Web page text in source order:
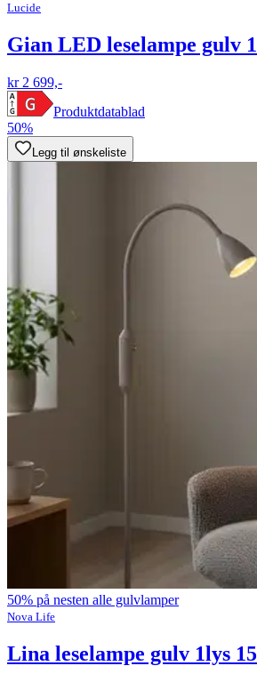
Lucide
Gian LED leselampe gulv
kr 2 699,-
Produktdatablad
50%
Legg til ønskeliste
50% på nesten alle gulvlamper
Nova Life
Lina leselampe gulv 1lys